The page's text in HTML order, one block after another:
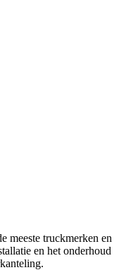
meeste truckmerken en
en het onderhoud